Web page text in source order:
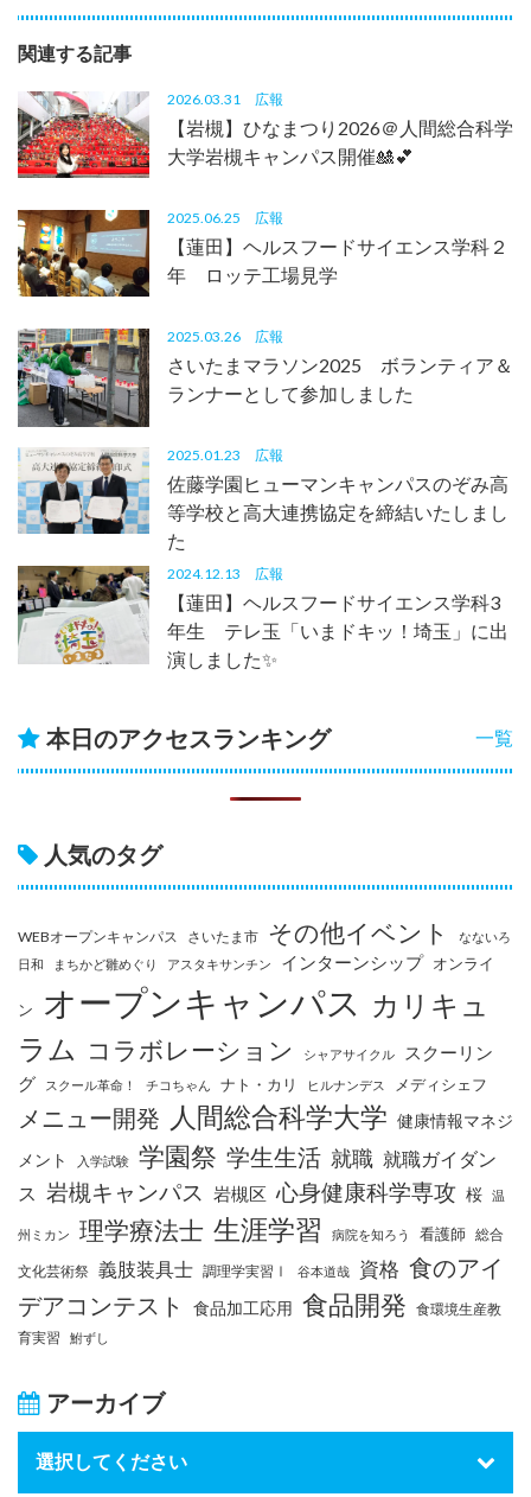
関連する記事
2026.03.31 広報
【岩槻】ひなまつり2026＠人間総合科学
大学岩槻キャンパス開催🎎💕
2025.06.25 広報
【蓮田】ヘルスフードサイエンス学科２
年 ロッテ工場見学
2025.03.26 広報
さいたまマラソン2025 ボランティア＆
ランナーとして参加しました
2025.01.23 広報
佐藤学園ヒューマンキャンパスのぞみ高
等学校と高大連携協定を締結いたしまし
た
2024.12.13 広報
【蓮田】ヘルスフードサイエンス学科3
年生 テレ玉「いまドキッ！埼玉」に出
演しました✨
一覧
本日のアクセスランキング
人気のタグ
WEBオープンキャンパス さいたま市 その他イベント
なないろ
日和
まちかど雛めぐり アスタキサンチン インターンシップ オンライ
ン オープンキャンパス カリキュ
ラム コラボレーション シャアサイクル
スクーリン
グ
スクール革命！ チコちゃん ナト・カリ ヒルナンデス メディシェフ
メニュー開発 人間総合科学大学 健康情報マネジ
メント
入学試験 学園祭 学生生活 就職 就職ガイダン
ス
岩槻キャンパス 岩槻区 心身健康科学専攻 桜 温
州ミカン 理学療法士 生涯学習 病院を知ろう 看護師 総合
文化芸術祭 義肢装具士 調理学実習Ⅰ 谷本道哉 資格 食のアイ
デアコンテスト
食品加工応用 食品開発 食環境生産教
育実習
鮒ずし
アーカイブ